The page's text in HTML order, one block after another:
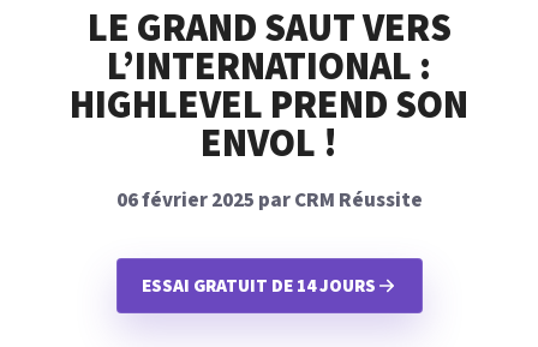
LE GRAND SAUT VERS
L’INTERNATIONAL :
HIGHLEVEL PREND SON
ENVOL !
06 février 2025 par CRM Réussite
ESSAI GRATUIT DE 14 JOURS